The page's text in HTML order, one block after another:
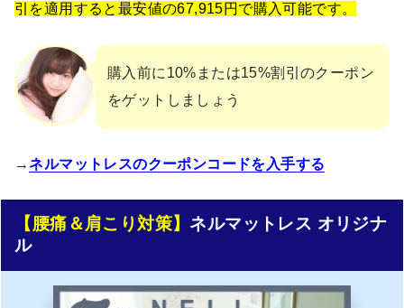
引を適用すると最安値の67,915円で購入可能です。
購入前に10%または15%割引のクーポン
をゲットしましょう
→ネルマットレスのクーポンコードを入手する
【腰痛＆肩こり対策】ネルマットレス オリジナ
ル